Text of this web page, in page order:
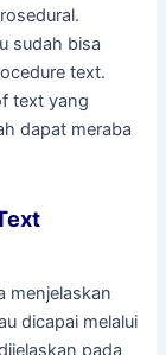
sudah bisa
text.
text yang
dapat meraba
menjelaskan
dicapai melalui
pada